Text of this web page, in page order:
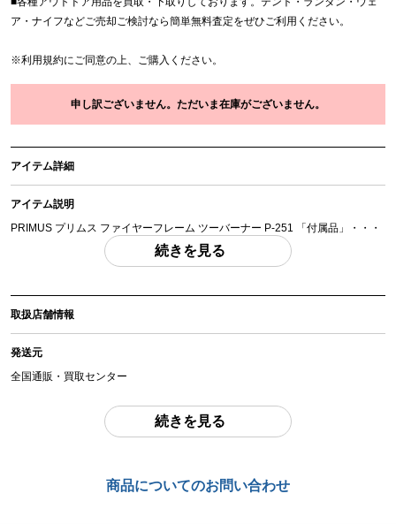
ア・ナイフなどご売却ご検討なら簡単無料査定をぜひご利用ください。
※利用規約にご同意の上、ご購入ください。
申し訳ございません。ただいま在庫がございません。
アイテム詳細
アイテム説明
PRIMUS プリムス ファイヤーフレーム ツーバーナー P-251 「付属品」・・・
写真のものがすべてになります。
(撮影、運搬備品は除く)
アイテム状態
中古：C（使用感あり/キズ、ヨゴレあり）
点火、イグナイター火花確認済みです。
ガス缶は付属しません。
orb-2511100517-od-081565773
続きを見る
取扱店舗情報
発送元
全国通販・買取センター
東京都江戸川区中葛西6-10-15 2F
続きを見る
商品についてのお問い合わせ